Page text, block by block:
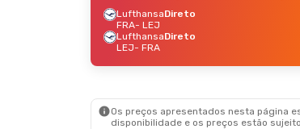
LufthansaDireto
FRA- LEJ
LufthansaDireto
LEJ- FRA
Os preços apresentados nesta página
disponibilidade e os preços estão